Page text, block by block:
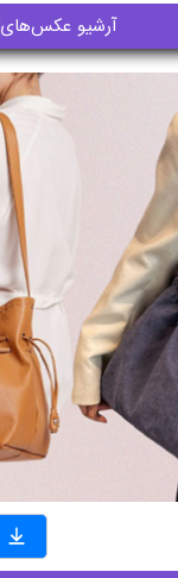
آرشیو عکس‌های